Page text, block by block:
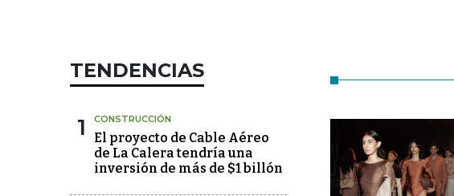
TENDENCIAS
1 CONSTRUCCIÓN
El proyecto de Cable Aéreo
de La Calera tendría una
inversión de más de $1 billón